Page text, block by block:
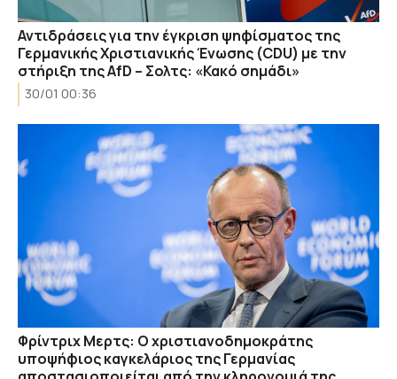
Αντιδράσεις για την έγκριση ψηφίσματος της
Γερμανικής Χριστιανικής Ένωσης (CDU) με την
στήριξη της AfD – Σολτς: «Κακό σημάδι»
30/01 00:36
Φρίντριχ Μερτς: Ο χριστιανοδημοκράτης
υποψήφιος καγκελάριος της Γερμανίας